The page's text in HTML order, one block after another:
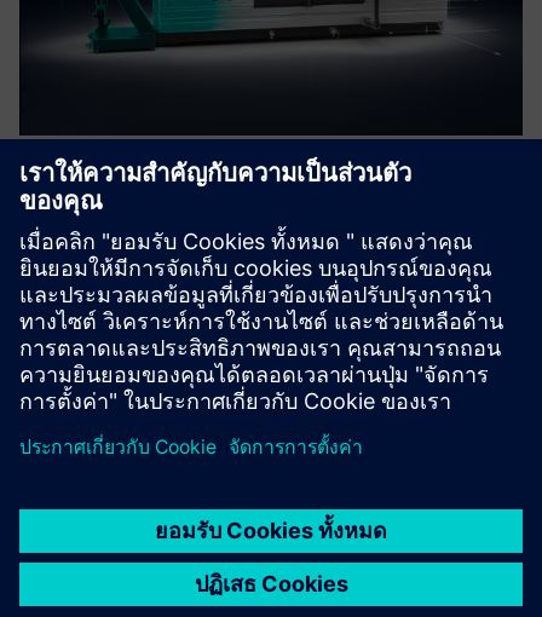
MAG Digital Twin with Run
MyVirtual Machine
With MAG's digital machine model, you can create,
validate, and optimize NC programs on the digital twin of
your machine – offline on the PC in production planning.
เรียนรู้เพิ่มเติม